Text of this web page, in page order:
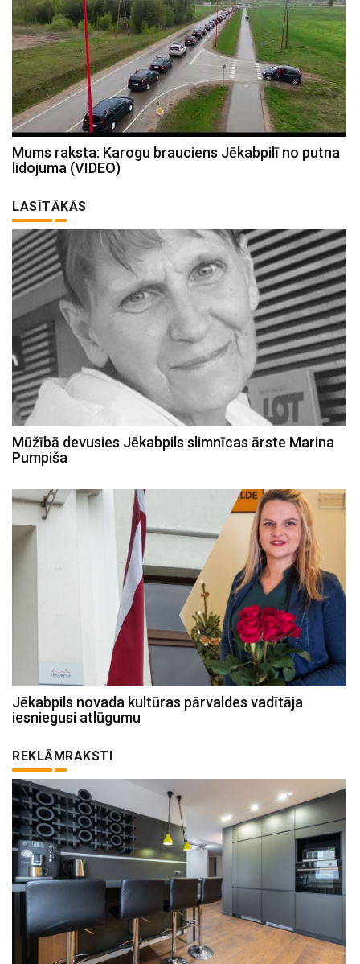
Mums raksta: Karogu brauciens Jēkabpilī no putna
lidojuma (VIDEO)
LASĪTĀKĀS
Mūžībā devusies Jēkabpils slimnīcas ārste Marina
Pumpiša
Jēkabpils novada kultūras pārvaldes vadītāja
iesniegusi atlūgumu
REKLĀMRAKSTI